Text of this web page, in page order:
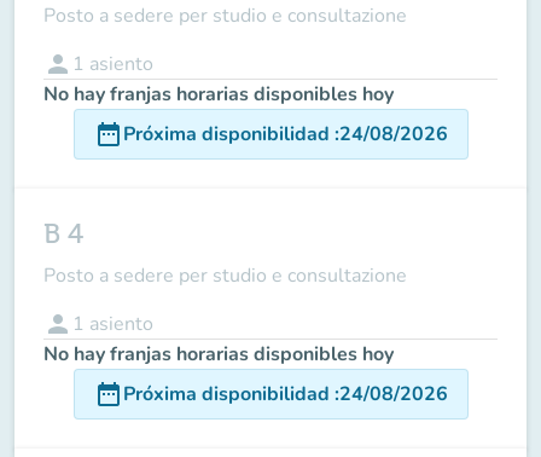
Posto a sedere per studio e consultazione
person 1 asiento
No hay franjas horarias disponibles hoy
date_rangePróxima disponibilidad :24/08/2026
B 4
Posto a sedere per studio e consultazione
person 1 asiento
No hay franjas horarias disponibles hoy
date_rangePróxima disponibilidad :24/08/2026